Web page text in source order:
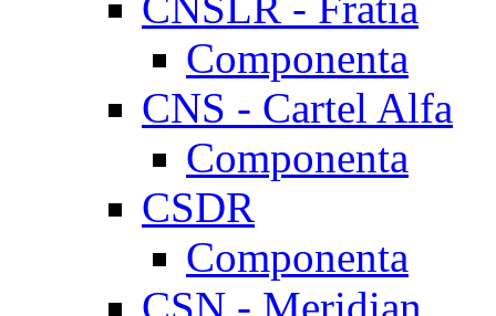
Componenta
CNS - Cartel Alfa
Componenta
CSDR
Componenta
CSN - Meridian